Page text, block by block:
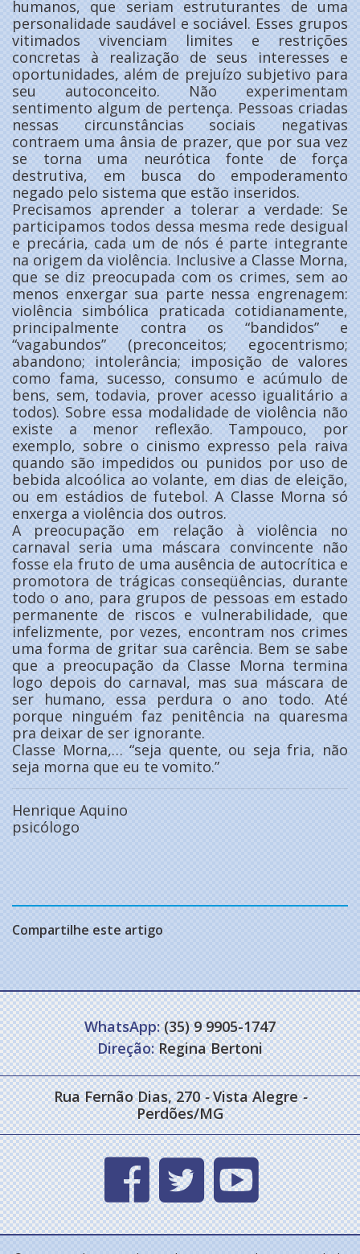
humanos, que seriam estruturantes de uma
personalidade saudável e sociável. Esses grupos
vitimados vivenciam limites e restrições
concretas à realização de seus interesses e
oportunidades, além de prejuízo subjetivo para
seu autoconceito. Não experimentam
sentimento algum de pertença. Pessoas criadas
nessas circunstâncias sociais negativas
contraem uma ânsia de prazer, que por sua vez
se torna uma neurótica fonte de força
destrutiva, em busca do empoderamento
negado pelo sistema que estão inseridos.
Precisamos aprender a tolerar a verdade: Se
participamos todos dessa mesma rede desigual
e precária, cada um de nós é parte integrante
na origem da violência. Inclusive a Classe Morna,
que se diz preocupada com os crimes, sem ao
menos enxergar sua parte nessa engrenagem:
violência simbólica praticada cotidianamente,
principalmente contra os “bandidos” e
“vagabundos” (preconceitos; egocentrismo;
abandono; intolerância; imposição de valores
como fama, sucesso, consumo e acúmulo de
bens, sem, todavia, prover acesso igualitário a
todos). Sobre essa modalidade de violência não
existe a menor reflexão. Tampouco, por
exemplo, sobre o cinismo expresso pela raiva
quando são impedidos ou punidos por uso de
bebida alcoólica ao volante, em dias de eleição,
ou em estádios de futebol. A Classe Morna só
enxerga a violência dos outros.
A preocupação em relação à violência no
carnaval seria uma máscara convincente não
fosse ela fruto de uma ausência de autocrítica e
promotora de trágicas conseqüências, durante
todo o ano, para grupos de pessoas em estado
permanente de riscos e vulnerabilidade, que
infelizmente, por vezes, encontram nos crimes
uma forma de gritar sua carência. Bem se sabe
que a preocupação da Classe Morna termina
logo depois do carnaval, mas sua máscara de
ser humano, essa perdura o ano todo. Até
porque ninguém faz penitência na quaresma
pra deixar de ser ignorante.
Classe Morna,… “seja quente, ou seja fria, não
seja morna que eu te vomito.”
Henrique Aquino
psicólogo
Compartilhe este artigo
WhatsApp:(35) 9 9905-1747
Direção:Regina Bertoni
Rua Fernão Dias, 270- Vista Alegre-
Perdões/MG